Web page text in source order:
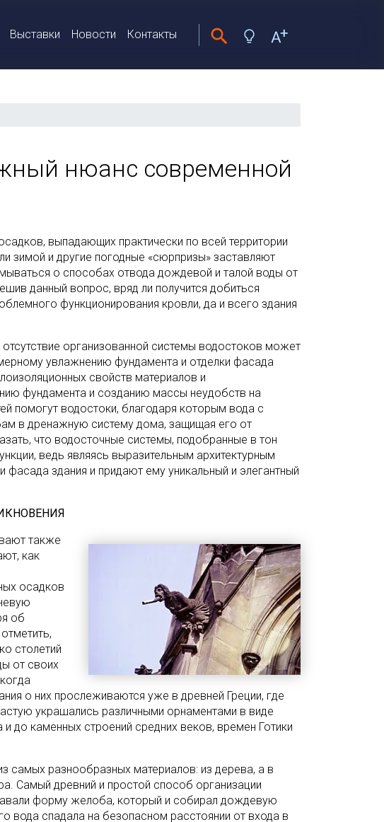
Выставки Новости Контакты
нюанс современной
выпадающих практически по всей территории
зимой и другие погодные «сюрпризы» заставляют
о способах отвода дождевой и талой воды от
данный вопрос, вряд ли получится добиться
функционирования кровли, да и всего здания
организованной системы водостоков может
увлажнению фундамента и отделки фасада
свойств материалов и
фундамента и созданию массы неудобств на
помогут водостоки, благодаря которым вода с
в дренажную систему дома, защищая его от
что водосточные системы, подобранные в тон
ведь являясь выразительным архитектурным
фасада здания и придают ему уникальный и элегантный
также
как
осадков
об
столетий
от своих
о них прослеживаются уже в древней Греции, где
украшались различными орнаментами в виде
до каменных строений средних веков, времен Готики
самых разнообразных материалов: из дерева, а в
Самый древний и простой способ организации
форму желоба, который и собирал дождевую
вода спадала на безопасном расстоянии от входа в